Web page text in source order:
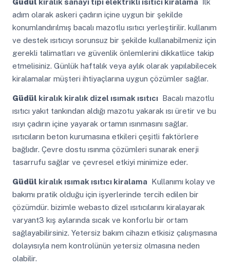
Güdül kiralık sanayi tipi elektrikli ısıtıcı kiralamaİlk
adım olarak askeri çadırın içine uygun bir şekilde
konumlandırılmış bacalı mazotlu ısıtıcı yerleştirilir. kullanım
ve destek ısıtıcıyı sorunsuz bir şekilde kullanabilmeniz için
gerekli talimatları ve güvenlik önlemlerini dikkatlice takip
etmelisiniz. Günlük haftalık veya aylık olarak yapılabilecek
kiralamalar müşteri ihtiyaçlarına uygun çözümler sağlar.
Güdül kiralık kiralık dizel ısımak ısıtıcıBacalı mazotlu
ısıtıcı yakıt tankından aldığı mazotu yakarak ısı üretir ve bu
ısıyı çadırın içine yayarak ortamın ısınmasını sağlar.
ısıtıcıların beton kurumasına etkileri çeşitli faktörlere
bağlıdır. Çevre dostu ısınma çözümleri sunarak enerji
tasarrufu sağlar ve çevresel etkiyi minimize eder.
Güdül kiralık ısımak ısıtıcı kiralamaKullanımı kolay ve
bakımı pratik olduğu için işyerlerinde tercih edilen bir
çözümdür. bizimle webasto dizel ısıtıcılarını kiralayarak
varyant3 kış aylarında sıcak ve konforlu bir ortam
sağlayabilirsiniz. Yetersiz bakım cihazın etkisiz çalışmasına
dolayısıyla nem kontrolünün yetersiz olmasına neden
olabilir.